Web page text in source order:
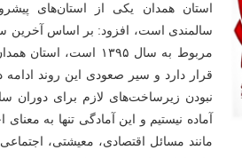
استان همدان یکی از استان‌های
سالمندی است، افزود: بر اساس
مربوط به سال ۱۳۹۵
قرار دارد و سیر صعودی این روند
نبودن زیرساخت‌های لازم برای دوران
آماده نیستیم و این آمادگی تنها به
مانند مسائل اقتصادی، معیشتی،